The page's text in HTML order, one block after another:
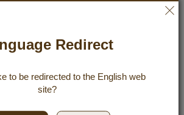
Redirect
to be redirected to the English web
site?